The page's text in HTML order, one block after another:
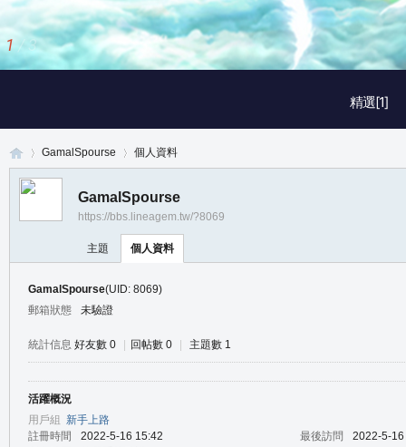
精選[1]
1 / 3
GamalSpourse 個人資料
GamalSpourse
https://bbs.lineagem.tw/?8069
主題 個人資料
GamalSpourse(UID: 8069)
郵箱狀態
未驗證
統計信息 好友數 0 回帖數 0 主題數 1
活躍概況
用戶組 新手上路
註冊時間
2022-5-16 15:42 最後訪問
2022-5-